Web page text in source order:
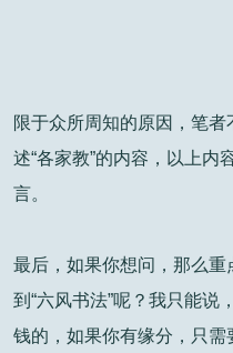
限于众所周知的原因，笔
述“各家教”的内容，以上内
言。
最后，如果你想问，那么
到“六风书法”呢？我只能说
钱的，如果你有缘分，只